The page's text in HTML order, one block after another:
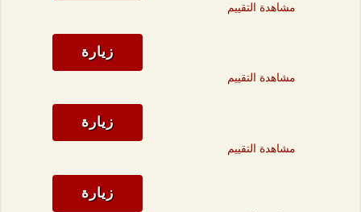
مشاهدة التقييم
زيارة
مشاهدة التقييم
زيارة
مشاهدة التقييم
زيارة